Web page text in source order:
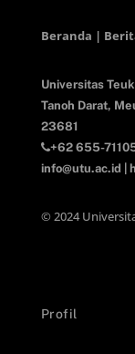
Beranda |
Universitas
Tanoh Darat,
23681
+62 655-
info@utu.ac.id
© 2024
Profil